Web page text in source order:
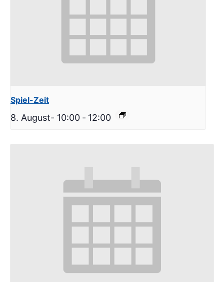
Spiel-Zeit
8. August- 10:00 - 12:00